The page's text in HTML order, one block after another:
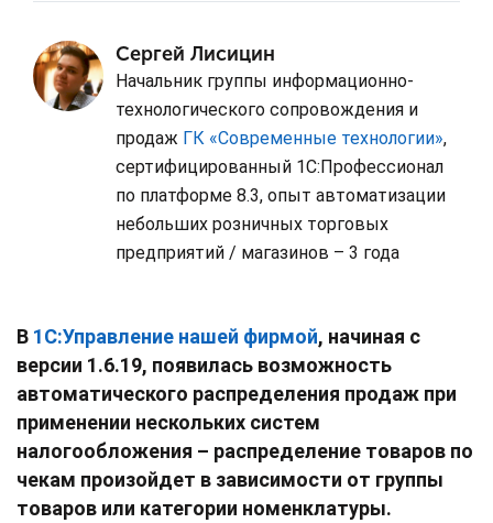
Сергей Лисицин
Начальник группы информационно-
технологического сопровождения и
продаж ГК «Современные технологии»,
сертифицированный 1С:Профессионал
по платформе 8.3, опыт автоматизации
небольших розничных торговых
предприятий / магазинов – 3 года
В 1С:Управление нашей фирмой, начиная с
версии 1.6.19, появилась возможность
автоматического распределения продаж при
применении нескольких систем
налогообложения – распределение товаров по
чекам произойдет в зависимости от группы
товаров или категории номенклатуры.